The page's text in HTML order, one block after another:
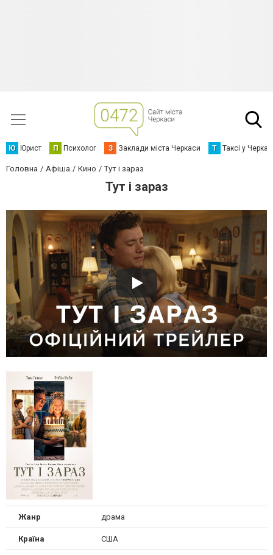
Ю Юрист П Психолог З Заклади міста Черкаси Т Таксі у
Головна Афіша Кино Тут і зараз
Тут і зараз
Жанр драма
Країна США